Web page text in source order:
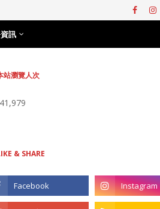
訊
站瀏覽人次
& SHARE